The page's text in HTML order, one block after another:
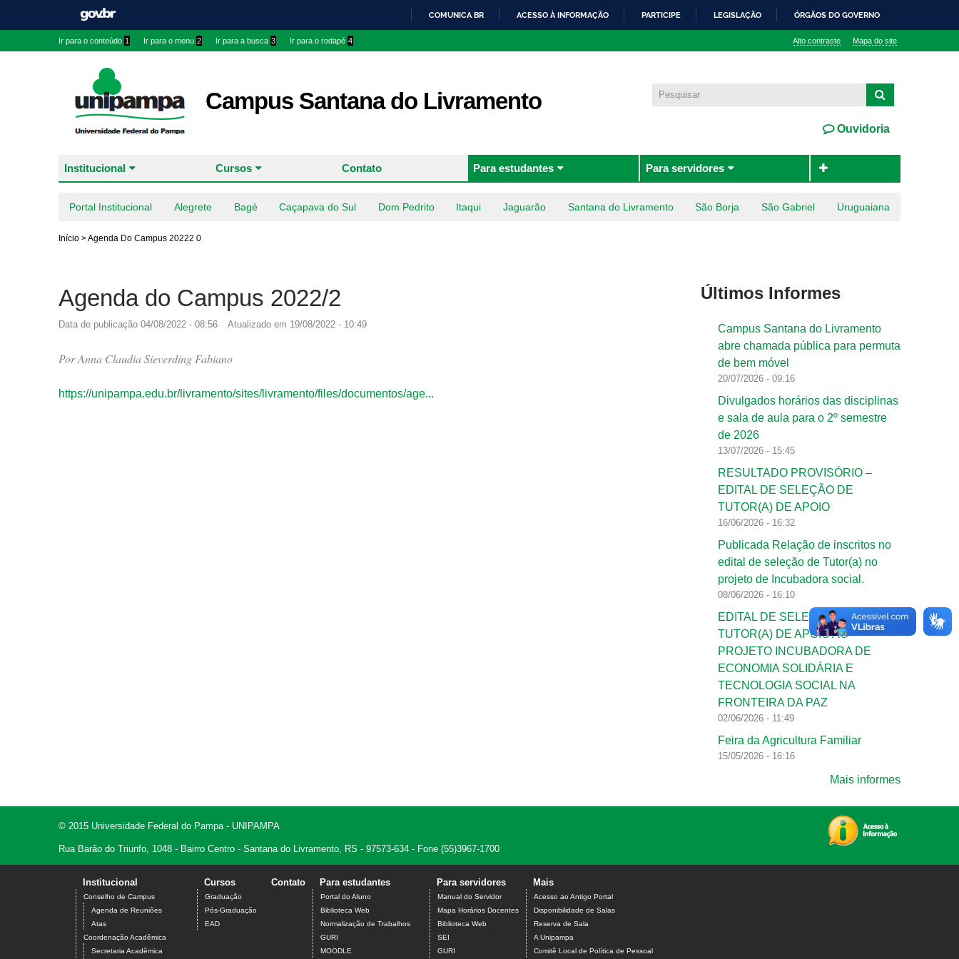
COMUNICA BR ACESSO À INFORMAÇÃO PARTICIPE LEGISLAÇÃO ÓRGÃOS DO GOVERNO
Ir para o conteúdo 1 Ir para o menu 2 Ir para a busca 3 Ir para o rodapé 4 Alto contraste Mapa do site
Campus Santana do Livramento
Ouvidoria
Institucional Cursos Contato Para estudantes Para servidores
Portal Institucional Alegrete Bagé Caçapava do Sul Dom Pedrito Itaqui Jaguarão Santana do Livramento São Borja São Gabriel Uruguaiana
Início >Agenda Do Campus 20222 0
Agenda do Campus 2022/2
Data de publicação 04/08/2022 - 08:56 Atualizado em 19/08/2022 - 10:49
PorAnna Claudia Sieverding Fabiano
https://unipampa.edu.br/livramento/sites/livramento/files/documentos/age...
Últimos Informes
Campus Santana do Livramento
abre chamada pública para permuta
de bem móvel
20/07/2026 - 09:16
Divulgados horários das disciplinas
e sala de aula para o 2º semestre
de 2026
13/07/2026 - 15:45
RESULTADO PROVISÓRIO –
EDITAL DE SELEÇÃO DE
TUTOR(A) DE APOIO
16/06/2026 - 16:32
Publicada Relação de inscritos no
edital de seleção de Tutor(a) no
projeto de Incubadora social.
08/06/2026 - 16:10
EDITAL DE SELEÇÃO DE
TUTOR(A) DE APOIO AO
PROJETO INCUBADORA DE
ECONOMIA SOLIDÁRIA E
TECNOLOGIA SOCIAL NA
FRONTEIRA DA PAZ
02/06/2026 - 11:49
Feira da Agricultura Familiar
15/05/2026 - 16:16
Mais informes
© 2015 Universidade Federal do Pampa - UNIPAMPA
Rua Barão do Triunfo, 1048 - Bairro Centro - Santana do Livramento, RS - 97573-634 - Fone (55)3967-1700
Institucional
Conselho de Campus
Agenda de Reuniões
Atas
Coordenação Acadêmica
Secretaria Acadêmica
Cursos
Graduação
Pós-Graduação
EAD
Contato Para estudantes
Portal do Aluno
Biblioteca Web
Normalização de Trabalhos
GURI
MOODLE
Para servidores
Manual do Servidor
Mapa Horários Docentes
Biblioteca Web
SEI
GURI
Mais
Acesso ao Antigo Portal
Disponibilidade de Salas
Reserva de Sala
A Unipampa
Comitê Local de Política de Pessoal